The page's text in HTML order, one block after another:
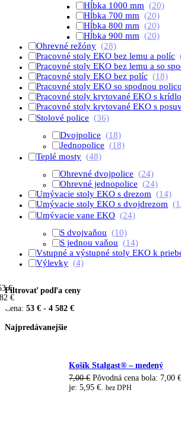
Hĺbka 1000 mm (20)
Hĺbka 700 mm (20)
Hĺbka 800 mm (20)
Hĺbka 900 mm (20)
Ohrevné režóny (28)
Pracovné stoly EKO bez lemu a políc
Pracovné stoly EKO bez lemu a so
Pracovné stoly EKO bez políc (18)
Pracovné stoly EKO so spodnou
Pracovné stoly krytované EKO s
Pracovné stoly krytované EKO s
Stolové police (36)
Dvojpolice (18)
Jednopolice (18)
Teplé mosty (48)
Ohrevné dvojpolice (24)
Ohrevné jednopolice (24)
Umývacie stoly EKO s drezom (14)
Umývacie stoly EKO s dvojdrezom
Umývacie vane EKO (24)
S dvojvaňou (10)
S jednou vaňou (14)
Vstupné a výstupné stoly EKO k
Výlevky (4)
Filtrovať podľa ceny
€
€
Cena: 53 € - 4 582 €
Najpredávanejšie
Košík Stalgast® – medený
7,00€ Pôvodná cena bola: 7,00 €.
je: 5,95 €.
bez DPH